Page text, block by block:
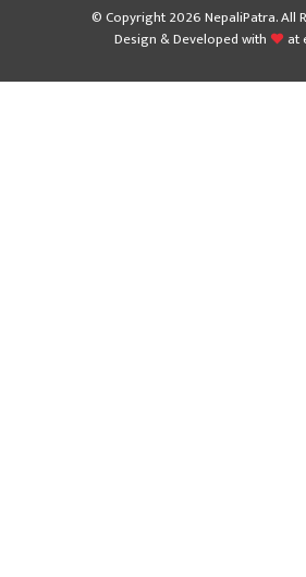
© Copyright 2026 NepaliPatra. All
Design & Developed with
at